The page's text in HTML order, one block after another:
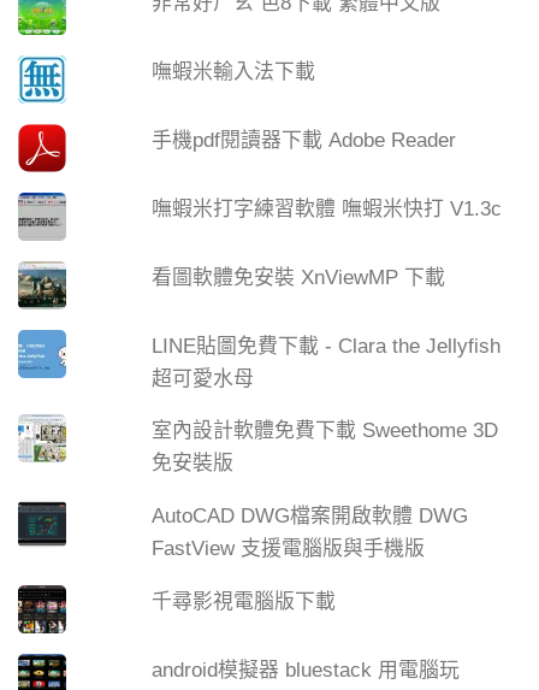
嘸蝦米輸入法下載
手機pdf閱讀器下載 Adobe Reader
嘸蝦米打字練習軟體 嘸蝦米快打 V1.3c
看圖軟體免安裝 XnViewMP 下載
LINE貼圖免費下載 - Clara the Jellyfish
超可愛水母
室內設計軟體免費下載 Sweethome 3D
免安裝版
AutoCAD DWG檔案開啟軟體 DWG
FastView 支援電腦版與手機版
千尋影視電腦版下載
android模擬器 bluestack 用電腦玩